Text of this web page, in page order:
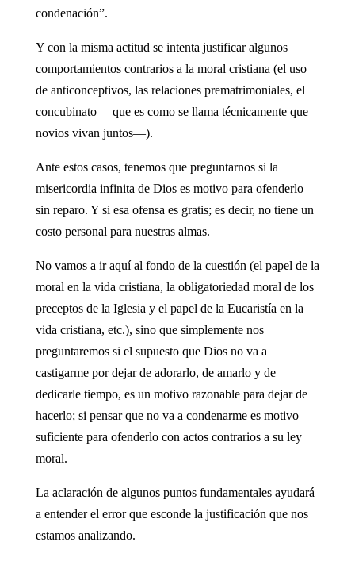
condenación”.
Y con la misma actitud se intenta justificar algunos
comportamientos contrarios a la moral cristiana (el uso
de anticonceptivos, las relaciones prematrimoniales, el
concubinato —que es como se llama técnicamente que
novios vivan juntos—).
Ante estos casos, tenemos que preguntarnos si la
misericordia infinita de Dios es motivo para ofenderlo
sin reparo. Y si esa ofensa es gratis; es decir, no tiene un
costo personal para nuestras almas.
No vamos a ir aquí al fondo de la cuestión (el papel de la
moral en la vida cristiana, la obligatoriedad moral de los
preceptos de la Iglesia y el papel de la Eucaristía en la
vida cristiana, etc.), sino que simplemente nos
preguntaremos si el supuesto que Dios no va a
castigarme por dejar de adorarlo, de amarlo y de
dedicarle tiempo, es un motivo razonable para dejar de
hacerlo; si pensar que no va a condenarme es motivo
suficiente para ofenderlo con actos contrarios a su ley
moral.
La aclaración de algunos puntos fundamentales ayudará
a entender el error que esconde la justificación que nos
estamos analizando.